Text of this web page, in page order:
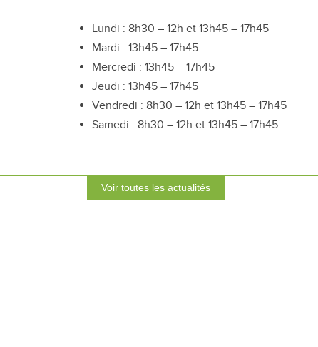
Lundi : 8h30 – 12h et 13h45 – 17h45
Mardi : 13h45 – 17h45
Mercredi : 13h45 – 17h45
Jeudi : 13h45 – 17h45
Vendredi : 8h30 – 12h et 13h45 – 17h45
Samedi : 8h30 – 12h et 13h45 – 17h45
Voir toutes les actualités